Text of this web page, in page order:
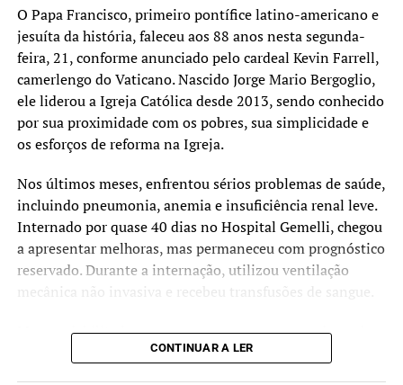
O Papa Francisco, primeiro pontífice latino-americano e
jesuíta da história, faleceu aos 88 anos nesta segunda-
feira, 21, conforme anunciado pelo cardeal Kevin Farrell,
camerlengo do Vaticano. Nascido Jorge Mario Bergoglio,
ele liderou a Igreja Católica desde 2013, sendo conhecido
por sua proximidade com os pobres, sua simplicidade e
os esforços de reforma na Igreja.
Nos últimos meses, enfrentou sérios problemas de saúde,
incluindo pneumonia, anemia e insuficiência renal leve.
Internado por quase 40 dias no Hospital Gemelli, chegou
a apresentar melhoras, mas permaneceu com prognóstico
reservado. Durante a internação, utilizou ventilação
mecânica não invasiva e recebeu transfusões de sangue.
Mesmo debilitado, gravou uma mensagem agradecendo
as orações dos fiéis. Sua morte representa uma grande
CONTINUAR A LER